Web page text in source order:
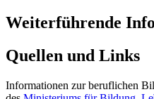
Weiterführende
Quellen und Links
Informationen zur beruflichen